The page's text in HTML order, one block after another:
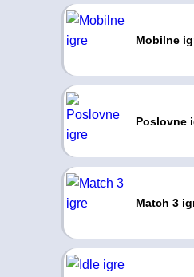
Mobilne
Poslovne
Match 3